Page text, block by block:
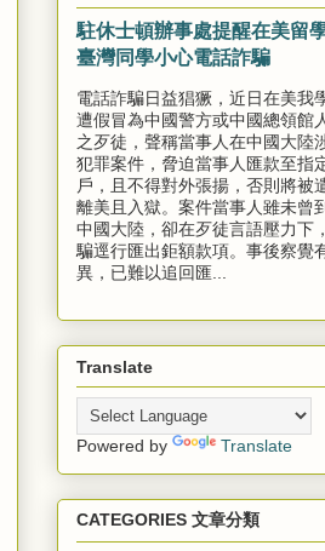
駐休士頓辦事處提醒在美留
臺灣同學小心電話詐騙
電話詐騙日益猖獗，近日在美我
遭假冒為中國警方或中國總領館
之歹徒，聲稱當事人在中國大陸
犯罪案件，脅迫當事人匯款至指
戶，且不得對外張揚，否則將被
離美且入獄。案件當事人雖未曾
中國大陸，卻在歹徒言語壓力下
騙逕行匯出鉅額款項。事後察覺
異，已難以追回匯...
Translate
Powered by Translate
CATEGORIES 文章分類